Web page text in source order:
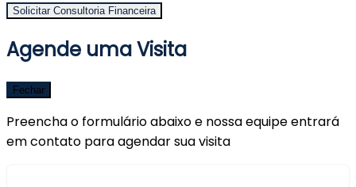
Solicitar Consultoria Financeira
Agende uma Visita
Fechar
Preencha o formulário abaixo e nossa equipe entrará
em contato para agendar sua visita